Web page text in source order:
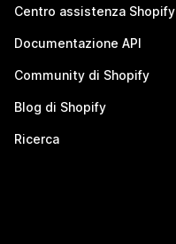
Centro assistenza Shopify
Documentazione API
Community di Shopify
Blog di Shopify
Ricerca